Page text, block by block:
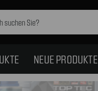
NEUE PRODUKTE